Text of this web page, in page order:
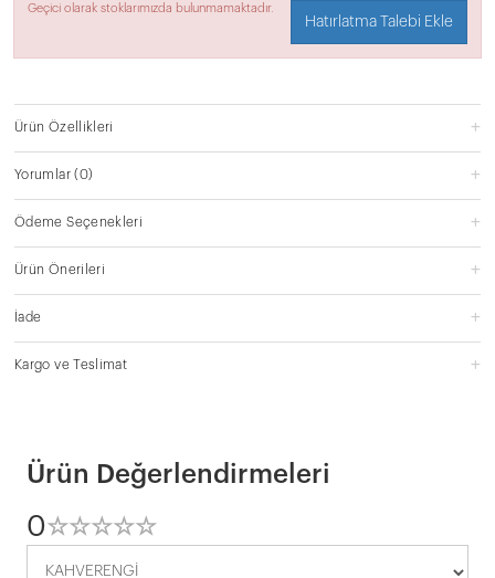
Geçici olarak stoklarımızda bulunmamaktadır.
Hatırlatma Talebi Ekle
Ürün Özellikleri
Yorumlar(0)
Ödeme Seçenekleri
Ürün Önerileri
İade
Kargo ve Teslimat
Ürün Değerlendirmeleri
0☆☆☆☆☆
★★★★★